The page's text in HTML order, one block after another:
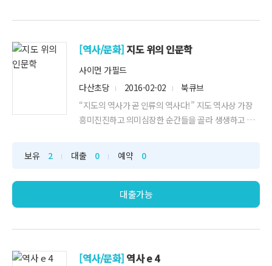
[역사/문화] 지도 위의 인문학
사이먼 가필드
다산초당
2016-02-02
북큐브
“지도의 역사가 곧 인류의 역사다!” 지도 역사상 가장
흥미진진하고 의미심장한 순간들을 골라 생생하고 재
철학자 피타고라스가 둥그런 모양의 세계를 생각하기
전까지, 지구는 짜디짠 바닷물에 둘러싸인 평평한 땅덩
어리에 불과했다. 그리고 1492년 콜럼버스가 잘못 그
려진 지도를 잔뜩 들고 서쪽 바다...
보유 2 대출 0 예약 0
대출가능
[역사/문화] 역사 e 4